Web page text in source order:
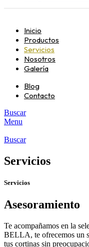
Inicio
Productos
Servicios
Nosotros
Galería
Blog
Contacto
Buscar
Menu
Buscar
Servicios
Servicios
Asesoramiento
Te acompañamos en la
BELLA, te ofrecemos un
tus cortinas sin